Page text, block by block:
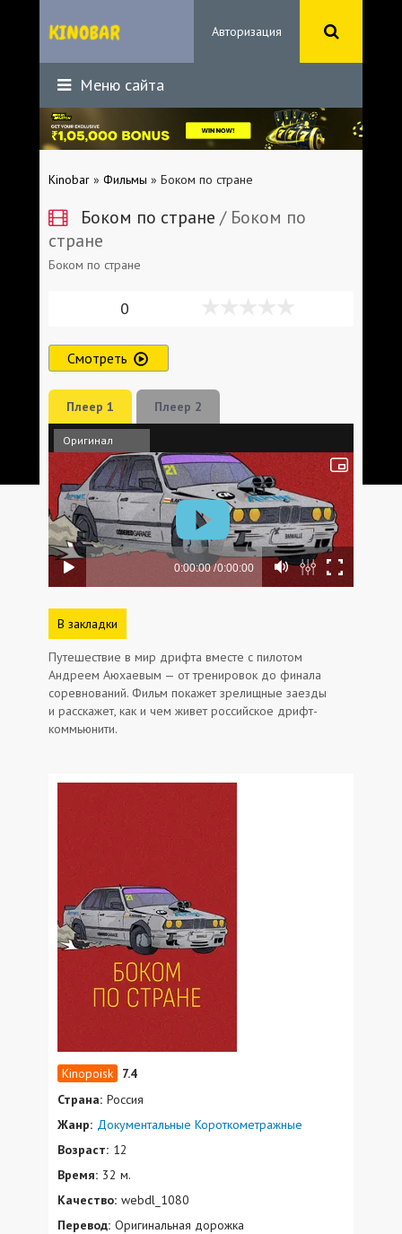
Авторизация
Меню сайта
Kinobar » Фильмы » Боком по стране
Боком по стране / Боком по
стране
Боком по стране
0
Смотреть
Плеер 1 Плеер 2
Оригинал
В закладки
Путешествие в мир дрифта вместе с пилотом
Андреем Аюхаевым — от тренировок до финала
соревнований. Фильм покажет зрелищные заезды
и расскажет, как и чем живет российское дрифт-
коммьюнити.
7.4
Страна: Россия
Жанр: Документальные Короткометражные
Возраст: 12
Время: 32 м.
Качество: webdl_1080
Перевод: Оригинальная дорожка